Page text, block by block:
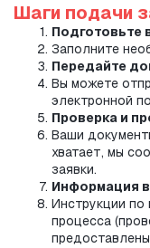
Шаги подачи
Подготовьте
Заполните
Передайте
Вы можете
электронной
Проверка и
Ваши
хватает, мы
заявки.
Информация
Инструкции по
процесса